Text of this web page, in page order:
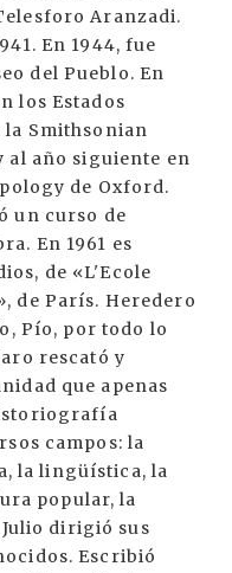
Aranzadi.
En 1944, fue
del Pueblo. En
los Estados
la Smithsonian
al año siguiente en
de Oxford.
un curso de
En 1961 es
de «L'Ecole
de París. Heredero
Pío, por todo lo
rescató y
que apenas
campos: la
la lingüística, la
popular, la
dirigió sus
Escribió